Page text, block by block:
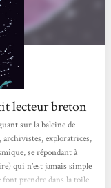
lecteur breton
sur la baleine de
archivistes, exploratrices,
se répondant à
qui n’est jamais simple
font prendre dans la toile